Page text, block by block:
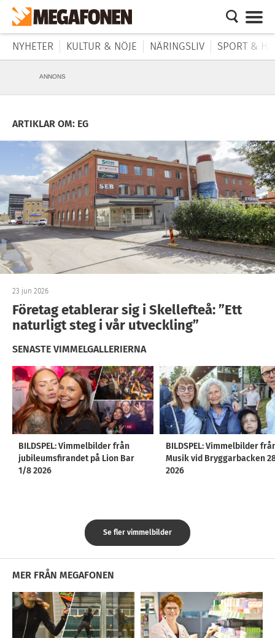
NYHETER KULTUR & NÖJE NÄRINGSLIV SPORT &
ANNONS
ARTIKLAR OM: EG
23 jun 2026
Företag etablerar sig i Skellefteå: ”Ett
naturligt steg i vår utveckling”
SENASTE VIMMELGALLERIERNA
BILDSPEL: Vimmelbilder från
jubileumsfirandet på Lion Bar
1/8 2026
BILDSPEL: Vimmelbilder
Musik vid Bryggarbacken
2026
Se fler vimmelbilder
MER FRÅN MEGAFONEN